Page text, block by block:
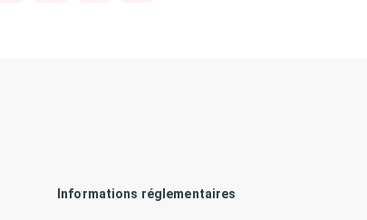
Informations réglementaires